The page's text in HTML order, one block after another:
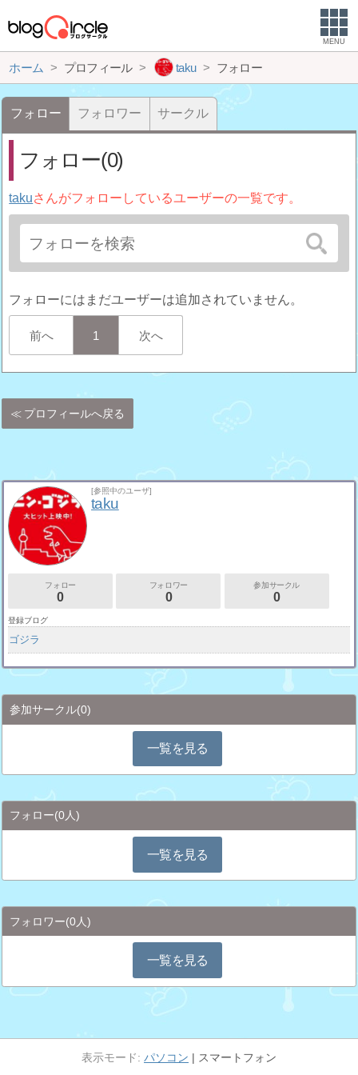
MENU
ホーム プロフィール taku フォロー
フォロー フォロワー サークル
フォロー(0)
takuさんがフォローしているユーザーの一覧です。
フォローにはまだユーザーは追加されていません。
前へ 1 次へ
プロフィールへ戻る
[参照中のユーザ]
taku
フォロー
0
フォロワー
0
参加サークル
0
登録ブログ
ゴジラ
参加サークル(0)
一覧を見る
フォロー(0人)
一覧を見る
フォロワー(0人)
一覧を見る
パソコン スマートフォン